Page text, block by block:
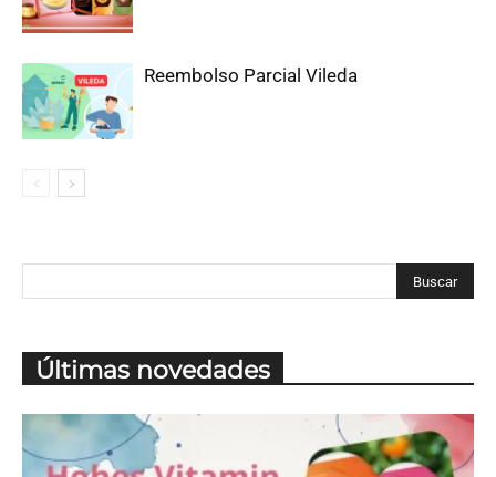
Reembolso Parcial Vileda
Últimas novedades